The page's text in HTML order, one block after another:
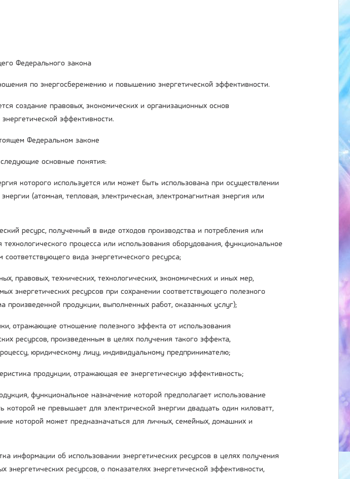
Федерального закона
по энергосбережению и повышению энергетической эффективности.
создание правовых, экономических и организационных основ
эффективности.
Федеральном законе
основные понятия:
которого используется или может быть использована при осуществлении
(атомная, тепловая, электрическая, электромагнитная энергия или
ресурс, полученный в виде отходов производства и потребления или
процесса или использования оборудования, функциональное
вида энергетического ресурса;
правовых, технических, технологических, экономических и иных мер,
энергетических ресурсов при сохранении соответствующего полезного
произведенной продукции, выполненных работ, оказанных услуг);
отражающие отношение полезного эффекта от использования
ресурсов, произведенным в целях получения такого эффекта,
юридическому лицу, индивидуальному предпринимателю;
продукции, отражающая ее энергетическую эффективность;
функциональное назначение которой предполагает использование
которой не превышает для электрической энергии двадцать один киловатт,
которой может предназначаться для личных, семейных, домашних и
информации об использовании энергетических ресурсов в целях получения
ресурсов, о показателях энергетической эффективности,